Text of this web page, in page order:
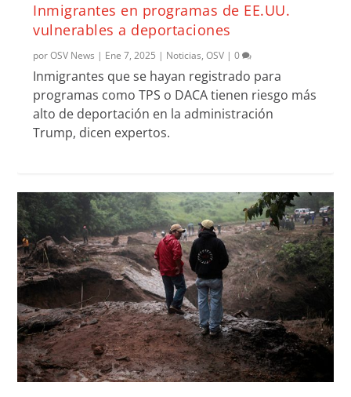
Inmigrantes en programas de EE.UU.
vulnerables a deportaciones
porOSV News | Ene 7, 2025 | Noticias,OSV |0
Inmigrantes que se hayan registrado para
programas como TPS o DACA tienen riesgo más
alto de deportación en la administración
Trump, dicen expertos.